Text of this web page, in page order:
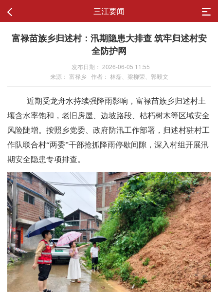
三江要闻
富禄苗族乡归述村：汛期隐患大排查 筑牢归述村安
全防护网
发布日期： 2026-06-05 11:55
来源： 富禄乡 作者： 林磊、梁柳荣、郭毅文
近期受龙舟水持续强降雨影响，富禄苗族乡归述村土
壤含水率饱和，老旧房屋、边坡路段、枯朽树木等区域安全
风险陡增。按照乡党委、政府防汛工作部署，归述村驻村工
作队联合村“两委”干部抢抓降雨停歇间隙，深入村组开展汛
期安全隐患专项排查。